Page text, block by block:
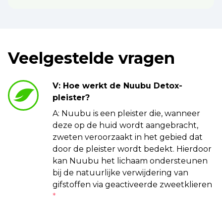
Veelgestelde vragen
V: Hoe werkt de Nuubu Detox-
pleister?
A: Nuubu is een pleister die, wanneer
deze op de huid wordt aangebracht,
zweten veroorzaakt in het gebied dat
door de pleister wordt bedekt. Hierdoor
kan Nuubu het lichaam ondersteunen
bij de natuurlijke verwijdering van
gifstoffen via geactiveerde zweetklieren
*